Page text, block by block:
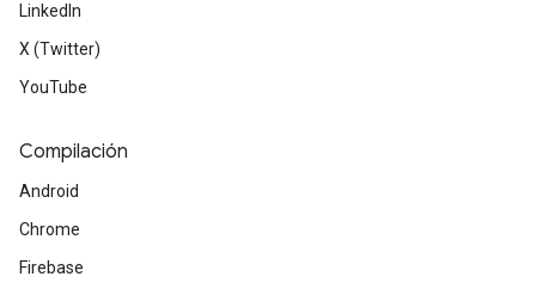
LinkedIn
X (Twitter)
YouTube
Compilación
Android
Chrome
Firebase